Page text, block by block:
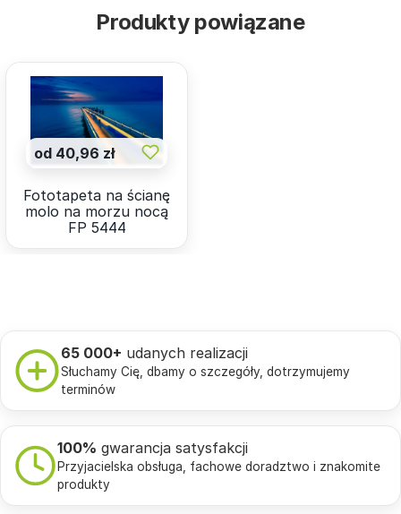
Produkty powiązane
od 40,96 zł
Fototapeta na ścianę
molo na morzu nocą
FP 5444
65 000+ udanych realizacji
Słuchamy Cię, dbamy o szczegóły, dotrzymujemy
terminów
100% gwarancja satysfakcji
Przyjacielska obsługa, fachowe doradztwo i znakomite
produkty